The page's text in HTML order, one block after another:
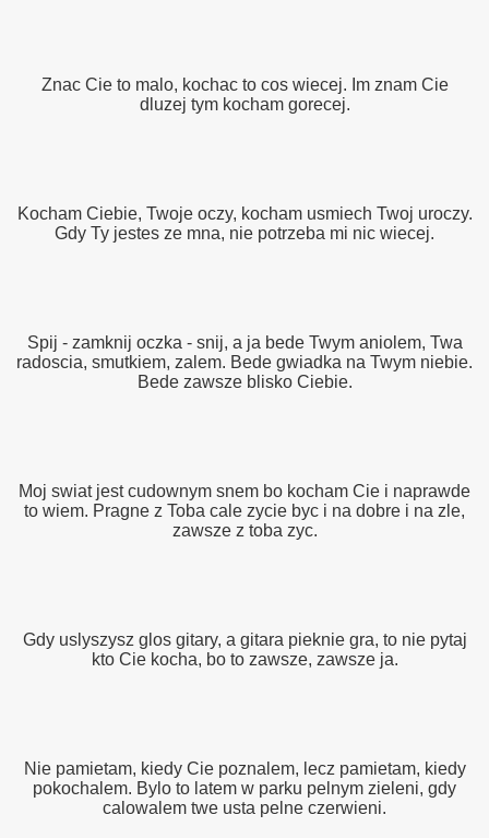
Znac Cie to malo, kochac to cos wiecej. Im znam Cie
dluzej tym kocham gorecej.
Kocham Ciebie, Twoje oczy, kocham usmiech Twoj uroczy.
Gdy Ty jestes ze mna, nie potrzeba mi nic wiecej.
Spij - zamknij oczka - snij, a ja bede Twym aniolem, Twa
radoscia, smutkiem, zalem. Bede gwiadka na Twym niebie.
Bede zawsze blisko Ciebie.
Moj swiat jest cudownym snem bo kocham Cie i naprawde
to wiem. Pragne z Toba cale zycie byc i na dobre i na zle,
zawsze z toba zyc.
Gdy uslyszysz glos gitary, a gitara pieknie gra, to nie pytaj
kto Cie kocha, bo to zawsze, zawsze ja.
Nie pamietam, kiedy Cie poznalem, lecz pamietam, kiedy
pokochalem. Bylo to latem w parku pelnym zieleni, gdy
calowalem twe usta pelne czerwieni.